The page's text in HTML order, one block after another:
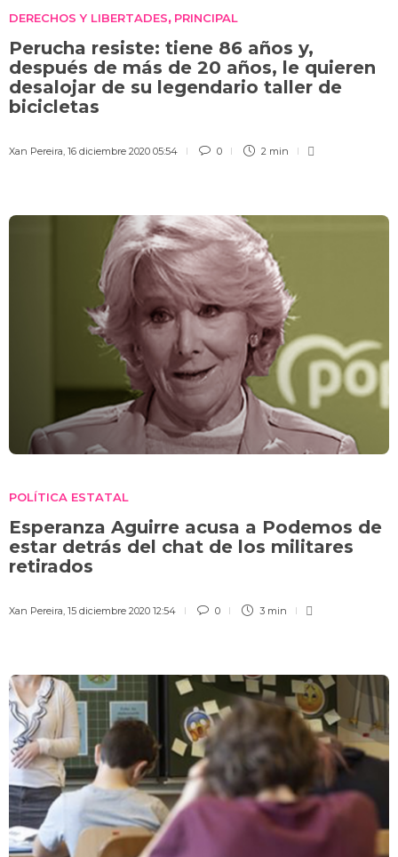
DERECHOS Y LIBERTADES, PRINCIPAL
Perucha resiste: tiene 86 años y,
después de más de 20 años, le quieren
desalojar de su legendario taller de
bicicletas
Xan Pereira 16 diciembre 2020 05:54 0 2 min
POLÍTICA ESTATAL
Esperanza Aguirre acusa a Podemos de
estar detrás del chat de los militares
retirados
Xan Pereira, 15 diciembre 2020 12:54 0 3 min